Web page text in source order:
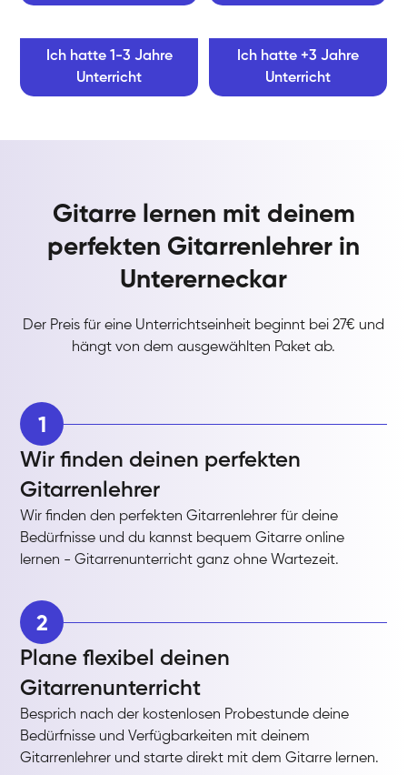
Ich hatte 1-3 Jahre
Unterricht
Ich hatte +3 Jahre
Unterricht
Gitarre lernen mit deinem
perfekten Gitarrenlehrer in
Untererneckar
Der Preis für eine Unterrichtseinheit beginnt bei 27€ und
hängt von dem ausgewählten Paket ab.
1
Wir finden deinen perfekten
Gitarrenlehrer
Wir finden den perfekten Gitarrenlehrer für deine
Bedürfnisse und du kannst bequem Gitarre online
lernen - Gitarrenunterricht ganz ohne Wartezeit.
2
Plane flexibel deinen
Gitarrenunterricht
Besprich nach der kostenlosen Probestunde deine
Bedürfnisse und Verfügbarkeiten mit deinem
Gitarrenlehrer und starte direkt mit dem Gitarre lernen.